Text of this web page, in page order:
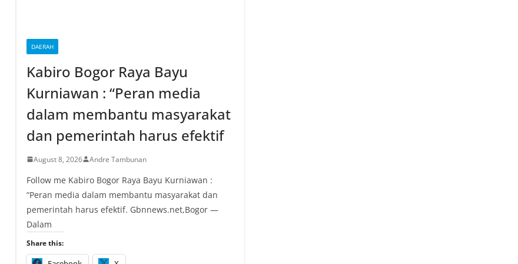
DAERAH
Kabiro Bogor Raya Bayu
Kurniawan : “Peran media
dalam membantu masyarakat
dan pemerintah harus efektif
August 8, 2026 Andre Tambunan
Follow me Kabiro Bogor Raya Bayu Kurniawan :
“Peran media dalam membantu masyarakat dan
pemerintah harus efektif. Gbnnews.net,Bogor —
Dalam
Share this: